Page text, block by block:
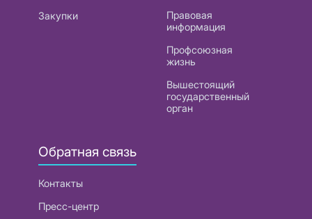
Закупки
Правовая
информация
Профсоюзная
жизнь
Вышестоящий
государственный
орган
Обратная связь
Контакты
Пресс-центр